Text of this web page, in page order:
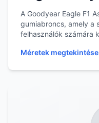
A Goodyear Eagle F1
gumiabroncs, amely a
felhasználók számára
Méretek megtekintése